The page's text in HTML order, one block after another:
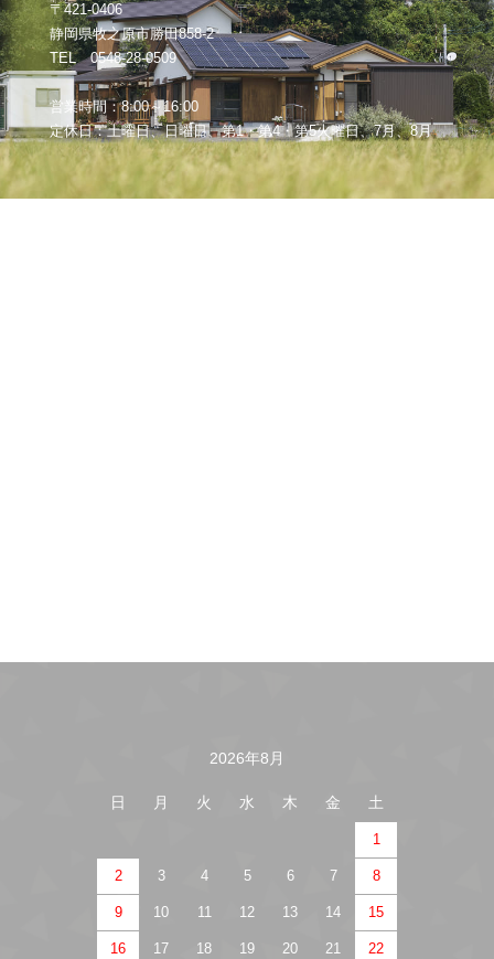
〒421-0406
静岡県牧之原市勝田858-2
TEL 0548-28-0509
営業時間：8:00～16:00
定休日：土曜日、日曜日、第1・第4・第5火曜日、7月、8月
2026年8月
日 月 火 水 木 金 土
1
2 3 4 5 6 7 8
9 10 11 12 13 14 15
16 17 18 19 20 21 22